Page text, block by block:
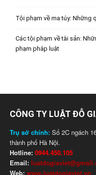
Tội phạm về ma túy: Những
Các tội phạm về tài sản:
phạm pháp luật
CÔNG TY LUẬT ĐỖ
Trụ sở chính: Số 2C ngách
thành phố Hà Nội.
Hotline: 0944.450.105
Email:
Web: www.luatdogiaviet.vn